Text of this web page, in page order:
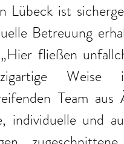
Lübeck ist
Betreuung
fließen
Weise
Team aus
individuelle und